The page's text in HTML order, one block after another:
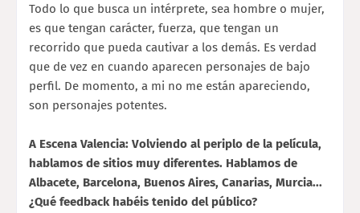
Todo lo que busca un intérprete, sea hombre o mujer,
es que tengan carácter, fuerza, que tengan un
recorrido que pueda cautivar a los demás. Es verdad
que de vez en cuando aparecen personajes de bajo
perfil. De momento, a mi no me están apareciendo,
son personajes potentes.
A Escena Valencia: Volviendo al periplo de la película,
hablamos de sitios muy diferentes. Hablamos de
Albacete, Barcelona, Buenos Aires, Canarias, Murcia...
¿Qué feedback habéis tenido del público?